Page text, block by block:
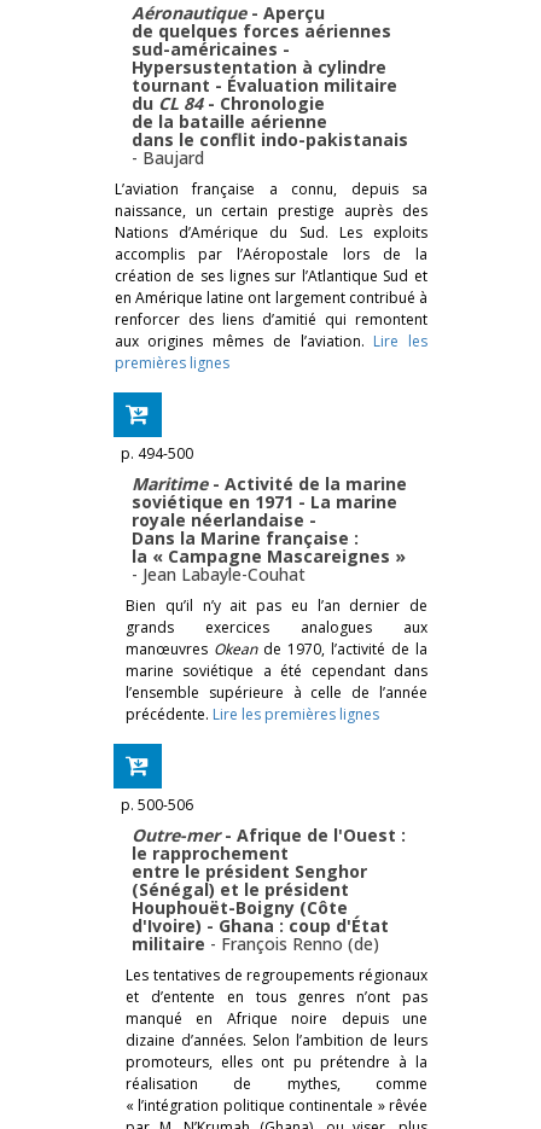
Aéronautique - Aperçu
de quelques forces aériennes
sud-américaines -
Hypersustentation à cylindre
tournant - Évaluation militaire
du CL 84- Chronologie
de la bataille aérienne
dans le conflit indo-pakistanais
- Baujard
L’aviation française a connu, depuis sa
naissance, un certain prestige auprès des
Nations d’Amérique du Sud. Les exploits
accomplis par l’Aéropostale lors de la
création de ses lignes sur l’Atlantique Sud et
en Amérique latine ont largement contribué à
renforcer des liens d’amitié qui remontent
aux origines mêmes de l’aviation. Lire les
premières lignes
p. 494-500
Maritime - Activité de la marine
soviétique en 1971 - La marine
royale néerlandaise -
Dans la Marine française :
la « Campagne Mascareignes »
- Jean Labayle-Couhat
Bien qu’il n’y ait pas eu l’an dernier de
grands exercices analogues aux
manœuvres Okeande 1970, l’activité de la
marine soviétique a été cependant dans
l’ensemble supérieure à celle de l’année
précédente. Lire les premières lignes
p. 500-506
Outre-mer- Afrique de l'Ouest :
le rapprochement
entre le président Senghor
(Sénégal) et le président
Houphouët-Boigny (Côte
d'Ivoire) - Ghana : coup d'État
militaire - François Renno (de)
Les tentatives de regroupements régionaux
et d’entente en tous genres n’ont pas
manqué en Afrique noire depuis une
dizaine d’années. Selon l’ambition de leurs
promoteurs, elles ont pu prétendre à la
réalisation de mythes, comme
« l’intégration politique continentale » rêvée